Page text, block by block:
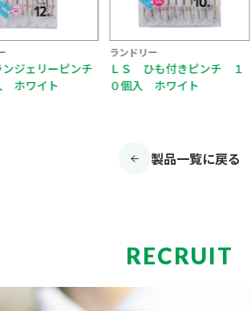
ー
も付きピンチ １
ホワイト
ランドリー
ＬＳ ピンチ １４個入
ホワイト
製品一覧に戻る
RECRUIT